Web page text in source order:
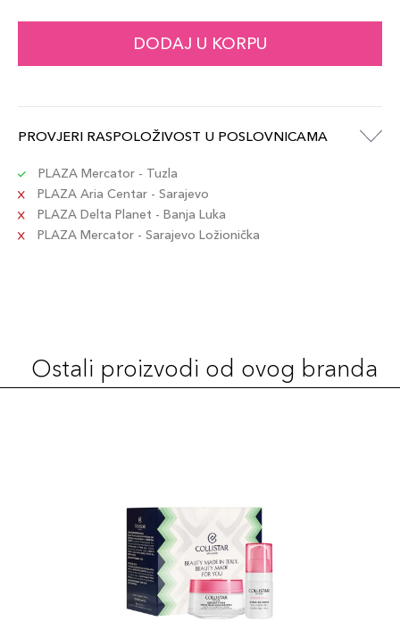
DODAJ U KORPU
PROVJERI RASPOLOŽIVOST U POSLOVNICAMA
PLAZA Mercator - Tuzla
PLAZA Aria Centar - Sarajevo
PLAZA Delta Planet - Banja Luka
PLAZA Mercator - Sarajevo Ložionička
Ostali proizvodi od ovog branda